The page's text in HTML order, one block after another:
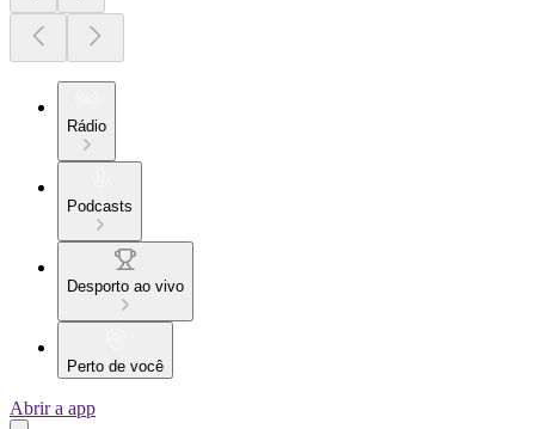
Rádio
Podcasts
Desporto ao vivo
Perto de você
Abrir a app